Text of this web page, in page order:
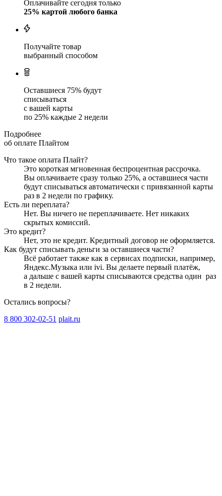
Оплачивайте сегодня только
25% картой любого банка
Получайте товар
выбранный способом
Оставшиеся 75% будут
списываться
с вашей карты
по 25% каждые 2 недели
Подробнее
об оплате Плайтом
Что такое оплата Плайт?
Это короткая мгновенная беспроцентная рассрочка.
Вы оплачиваете сразу только 25%, а оставшиеся части
будут списываться автоматически с привязанной карты
раз в 2 недели по графику.
Есть ли переплата?
Нет. Вы ничего не переплачиваете. Нет никаких
скрытых комиссий.
Это кредит?
Нет, это не кредит. Кредитный договор не оформляется.
Как будут списывать деньги за оставшиеся части?
Всё работает также как в сервисах подписки, например,
Яндекс.Музыка или ivi. Вы делаете первый платёж,
а дальше с вашей карты списываются средства один раз
в 2 недели.
Остались вопросы?
8 800 302-02-51 plait.ru